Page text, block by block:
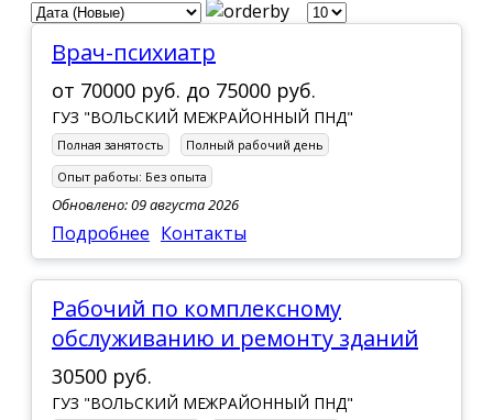
Врач-психиатр
от 70000 руб. до 75000 руб.
ГУЗ "ВОЛЬСКИЙ МЕЖРАЙОННЫЙ ПНД"
Полная занятость
Полный рабочий день
Опыт работы: Без опыта
Обновлено: 09 августа 2026
Подробнее Контакты
Рабочий по комплексному
обслуживанию и ремонту зданий
30500 руб.
ГУЗ "ВОЛЬСКИЙ МЕЖРАЙОННЫЙ ПНД"